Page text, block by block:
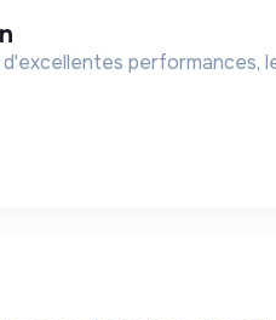
performances,